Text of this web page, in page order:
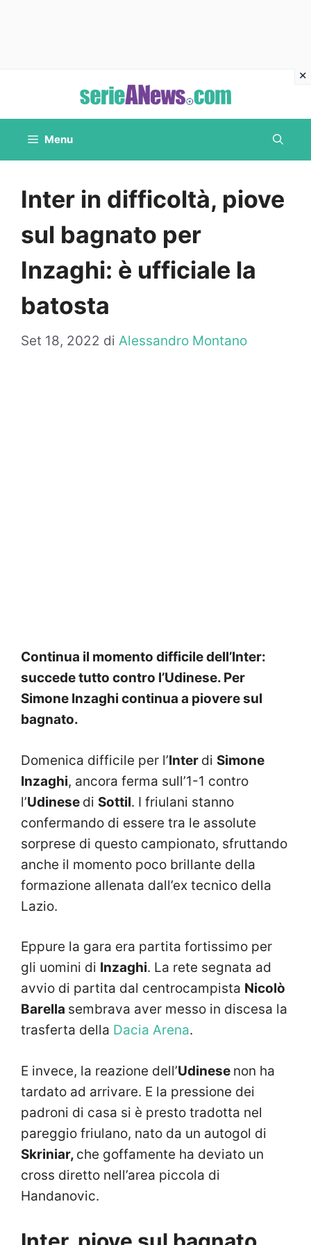
contenuto
Menu
Inter in difficoltà, piove
sul bagnato per
Inzaghi: è ufficiale la
batosta
Set 18, 2022 di Alessandro Montano
Continua il momento difficile dell’Inter:
succede tutto contro l’Udinese. Per
Simone Inzaghi continua a piovere sul
bagnato.
Domenica difficile per l’Inter di Simone
Inzaghi, ancora ferma sull’1-1 contro
l’Udinese di Sottil. I friulani stanno
confermando di essere tra le assolute
sorprese di questo campionato, sfruttando
anche il momento poco brillante della
formazione allenata dall’ex tecnico della
Lazio.
Eppure la gara era partita fortissimo per
gli uomini di Inzaghi. La rete segnata ad
avvio di partita dal centrocampista Nicolò
Barella sembrava aver messo in discesa la
trasferta della Dacia Arena.
E invece, la reazione dell’Udinese non ha
tardato ad arrivare. E la pressione dei
padroni di casa si è presto tradotta nel
pareggio friulano, nato da un autogol di
Skriniar, che goffamente ha deviato un
cross diretto nell’area piccola di
Handanovic.